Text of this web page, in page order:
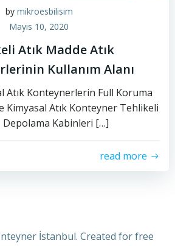
by mikroesbilisim
Mayıs 10, 2020
Atık Madde Atık
Kullanım Alanı
Atık Konteynerlerin Full Koruma
Kimyasal Atık Konteyner Tehlikeli
Depolama Kabinleri […]
read more
İstanbul. Created for free